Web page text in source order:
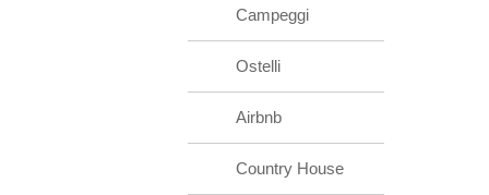
Campeggi
Ostelli
Airbnb
Country House